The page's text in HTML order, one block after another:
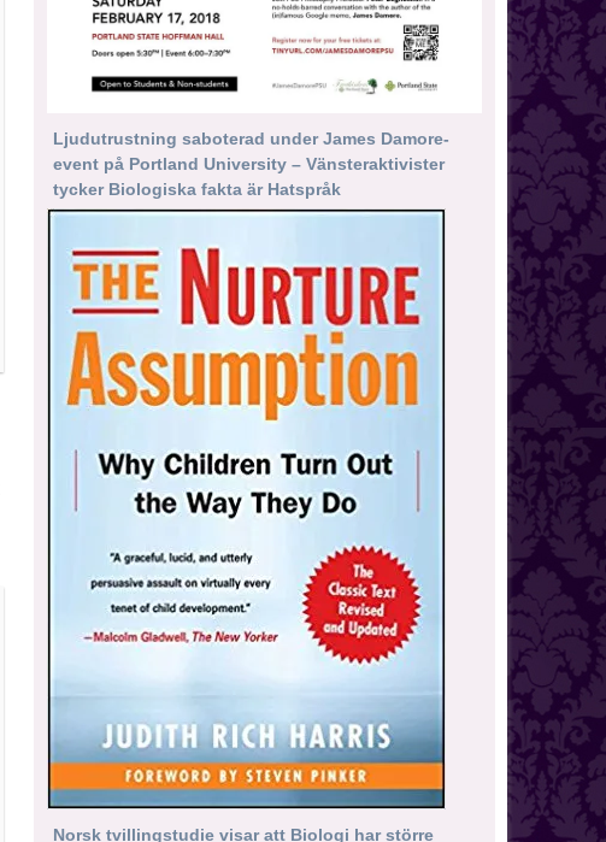
Ljudutrustning saboterad under James Damore-
event på Portland University – Vänsteraktivister
tycker Biologiska fakta är Hatspråk
Norsk tvillingstudie visar att Biologi har större